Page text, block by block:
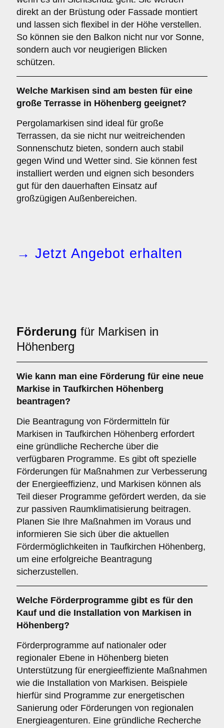
direkt an der Brüstung oder Fassade montiert
und lassen sich flexibel in der Höhe verstellen.
So können sie den Balkon nicht nur vor Sonne,
sondern auch vor neugierigen Blicken
schützen.
Welche Markisen sind am besten für eine
große Terrasse in Höhenberg geeignet?
Pergolamarkisen sind ideal für große
Terrassen, da sie nicht nur weitreichenden
Sonnenschutz bieten, sondern auch stabil
gegen Wind und Wetter sind. Sie können fest
installiert werden und eignen sich besonders
gut für den dauerhaften Einsatz auf
großzügigen Außenbereichen.
→ Jetzt Angebot erhalten
Förderung für Markisen in
Höhenberg
Wie kann man eine Förderung für eine neue
Markise in Taufkirchen Höhenberg
beantragen?
Die Beantragung von Fördermitteln für
Markisen in Taufkirchen Höhenberg erfordert
eine gründliche Recherche über die
verfügbaren Programme. Es gibt oft spezielle
Förderungen für Maßnahmen zur Verbesserung
der Energieeffizienz, und Markisen können als
Teil dieser Programme gefördert werden, da sie
zur passiven Raumklimatisierung beitragen.
Planen Sie Ihre Maßnahmen im Voraus und
informieren Sie sich über die aktuellen
Fördermöglichkeiten in Taufkirchen Höhenberg,
um eine erfolgreiche Beantragung
sicherzustellen.
Welche Förderprogramme gibt es für den
Kauf und die Installation von Markisen in
Höhenberg?
Förderprogramme auf nationaler oder
regionaler Ebene in Höhenberg bieten
Unterstützung für energieeffiziente Maßnahmen
wie die Installation von Markisen. Beispiele
hierfür sind Programme zur energetischen
Sanierung oder Förderungen von regionalen
Energieagenturen. Eine gründliche Recherche